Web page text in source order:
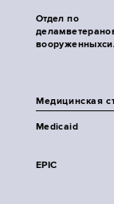
Отдел по
Медицинская
Medicaid
EPIC